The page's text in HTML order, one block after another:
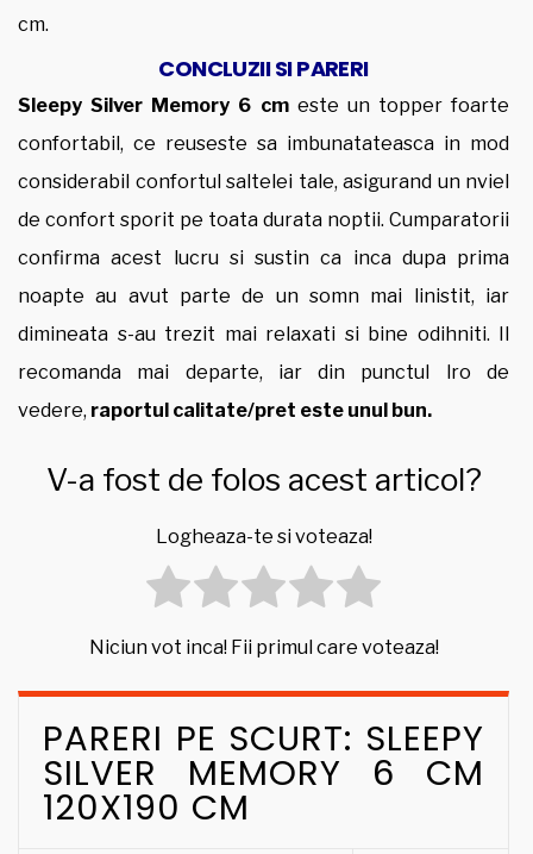
cm.
CONCLUZII SI PARERI
Sleepy Silver Memory 6 cm este un topper foarte
confortabil, ce reuseste sa imbunatateasca in mod
considerabil confortul saltelei tale, asigurand un nviel
de confort sporit pe toata durata noptii. Cumparatorii
confirma acest lucru si sustin ca inca dupa prima
noapte au avut parte de un somn mai linistit, iar
dimineata s-au trezit mai relaxati si bine odihniti. Il
recomanda mai departe, iar din punctul lro de
vedere, raportul calitate/pret este unul bun.
V-a fost de folos acest articol?
Logheaza-te si voteaza!
Niciun vot inca! Fii primul care voteaza!
PARERI PE SCURT: SLEEPY
SILVER MEMORY 6 CM
120X190 CM